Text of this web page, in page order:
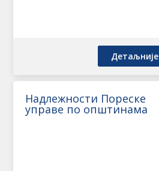
Детаљније
Надлежности Пореске
управе по општинама